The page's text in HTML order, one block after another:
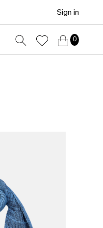
Sign in
0